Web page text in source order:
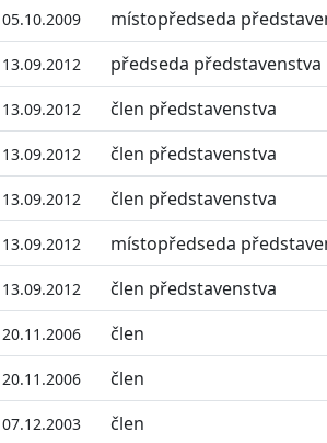
místopředseda
předseda představenstva
člen představenstva
člen představenstva
člen představenstva
místopředseda
člen představenstva
člen
člen
člen